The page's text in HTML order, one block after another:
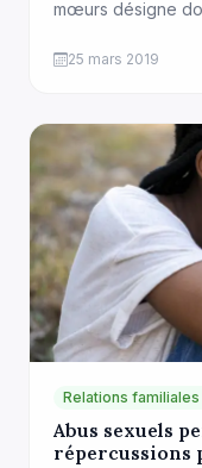
mœurs désigne
bien évidemment
25 mars 2019
Relations familiales
Abus sexuels
répercussions